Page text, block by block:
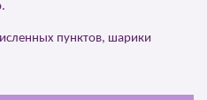
пунктов, шарики